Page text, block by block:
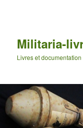
Militaria-
Livres et